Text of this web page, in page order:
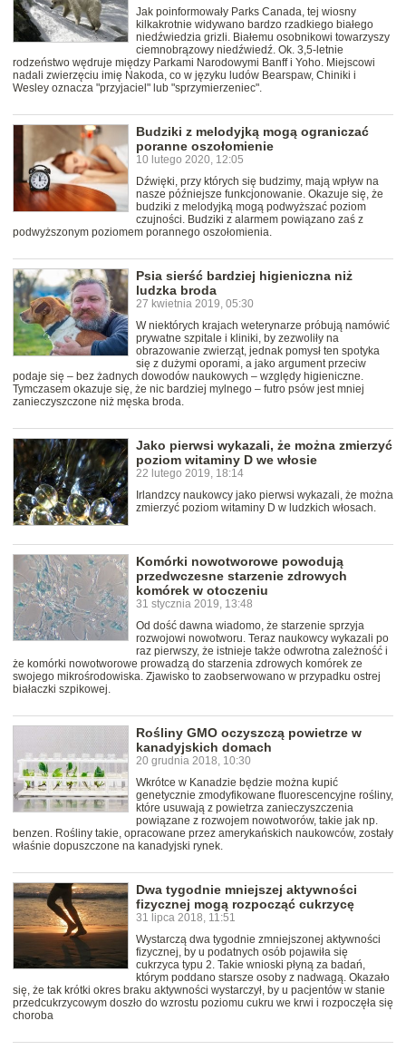
Jak poinformowały Parks Canada, tej wiosny
kilkakrotnie widywano bardzo rzadkiego białego
niedźwiedzia grizli. Białemu osobnikowi towarzyszy
ciemnobrązowy niedźwiedź. Ok. 3,5-letnie
rodzeństwo wędruje między Parkami Narodowymi Banff i Yoho. Miejscowi
nadali zwierzęciu imię Nakoda, co w języku ludów Bearspaw, Chiniki i
Wesley oznacza "przyjaciel" lub "sprzymierzeniec".
Budziki z melodyjką mogą ograniczać
poranne oszołomienie
10 lutego 2020, 12:05
Dźwięki, przy których się budzimy, mają wpływ na
nasze późniejsze funkcjonowanie. Okazuje się, że
budziki z melodyjką mogą podwyższać poziom
czujności. Budziki z alarmem powiązano zaś z
podwyższonym poziomem porannego oszołomienia.
Psia sierść bardziej higieniczna niż
ludzka broda
27 kwietnia 2019, 05:30
W niektórych krajach weterynarze próbują namówić
prywatne szpitale i kliniki, by zezwoliły na
obrazowanie zwierząt, jednak pomysł ten spotyka
się z dużymi oporami, a jako argument przeciw
podaje się – bez żadnych dowodów naukowych – względy higieniczne.
Tymczasem okazuje się, że nic bardziej mylnego – futro psów jest mniej
zanieczyszczone niż męska broda.
Jako pierwsi wykazali, że można zmierzyć
poziom witaminy D we włosie
22 lutego 2019, 18:14
Irlandzcy naukowcy jako pierwsi wykazali, że można
zmierzyć poziom witaminy D w ludzkich włosach.
Komórki nowotworowe powodują
przedwczesne starzenie zdrowych
komórek w otoczeniu
31 stycznia 2019, 13:48
Od dość dawna wiadomo, że starzenie sprzyja
rozwojowi nowotworu. Teraz naukowcy wykazali po
raz pierwszy, że istnieje także odwrotna zależność i
że komórki nowotworowe prowadzą do starzenia zdrowych komórek ze
swojego mikrośrodowiska. Zjawisko to zaobserwowano w przypadku ostrej
białaczki szpikowej.
Rośliny GMO oczyszczą powietrze w
kanadyjskich domach
20 grudnia 2018, 10:30
Wkrótce w Kanadzie będzie można kupić
genetycznie zmodyfikowane fluorescencyjne rośliny,
które usuwają z powietrza zanieczyszczenia
powiązane z rozwojem nowotworów, takie jak np.
benzen. Rośliny takie, opracowane przez amerykańskich naukowców, zostały
właśnie dopuszczone na kanadyjski rynek.
Dwa tygodnie mniejszej aktywności
fizycznej mogą rozpocząć cukrzycę
31 lipca 2018, 11:51
Wystarczą dwa tygodnie zmniejszonej aktywności
fizycznej, by u podatnych osób pojawiła się
cukrzyca typu 2. Takie wnioski płyną za badań,
którym poddano starsze osoby z nadwagą. Okazało
się, że tak krótki okres braku aktywności wystarczył, by u pacjentów w stanie
przedcukrzycowym doszło do wzrostu poziomu cukru we krwi i rozpoczęła się
choroba